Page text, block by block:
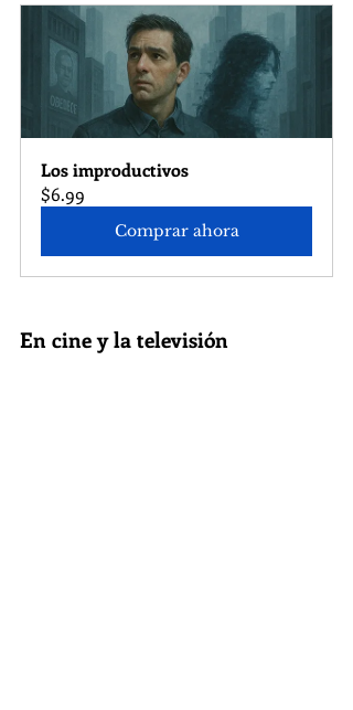
Los improductivos
$6.99
Comprar ahora
En cine y la televisión